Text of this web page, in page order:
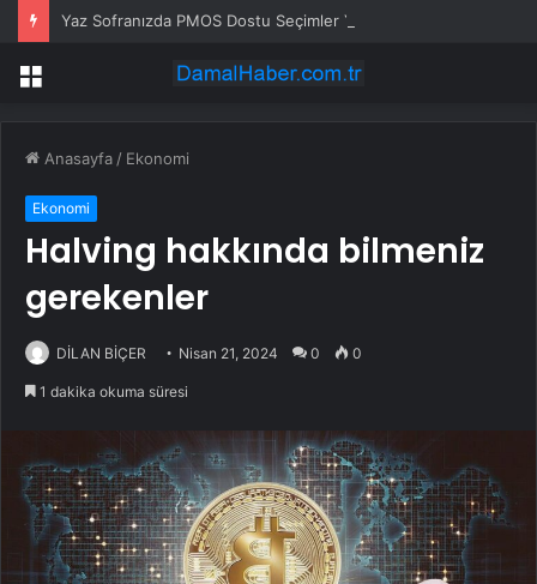
Yaz Sofranızda PMOS Dostu Seçimler Yapın
Menü
Anasayfa / Ekonomi
Ekonomi
Halving hakkında bilmeniz
gerekenler
DİLAN BİÇER Nisan 21, 2024 0 0
1 dakika okuma süresi